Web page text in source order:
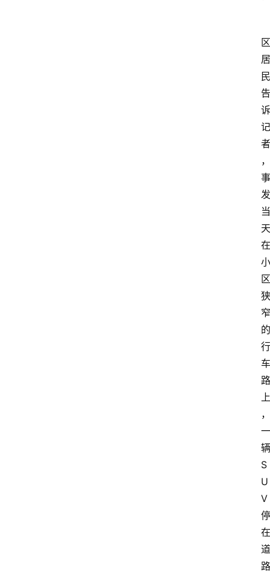
区
居
民
告
诉
记
者
，
事
发
当
天
在
小
区
狭
窄
的
行
车
路
上
，
一
辆
S
U
V
停
在
道
路